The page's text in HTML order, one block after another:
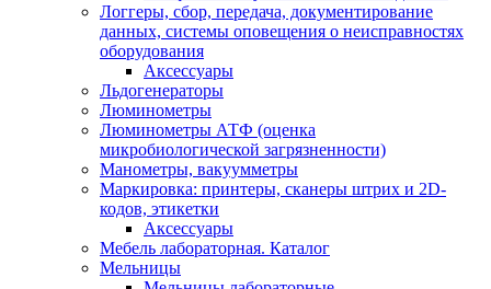
Логгеры, сбор, передача, документирование
данных, системы оповещения о неисправностях
оборудования
Аксессуары
Льдогенераторы
Люминометры
Люминометры АТФ (оценка
микробиологической загрязненности)
Манометры, вакуумметры
Маркировка: принтеры, сканеры штрих и 2D-
кодов, этикетки
Аксессуары
Мебель лабораторная. Каталог
Мельницы